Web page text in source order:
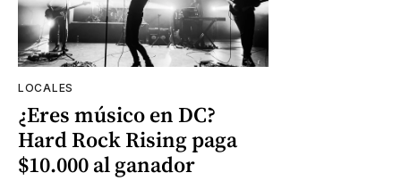
LOCALES
¿Eres músico en DC?
Hard Rock Rising paga
$10.000 al ganador